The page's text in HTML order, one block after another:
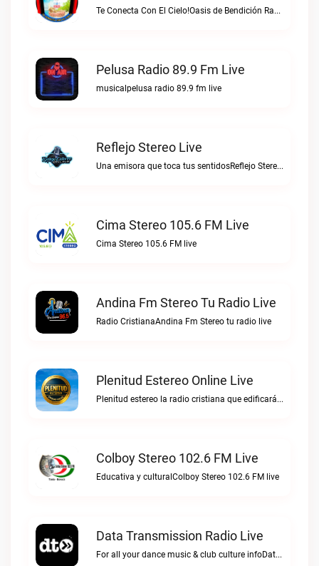
Te Conecta Con El Cielo!Oasis de Bendición Radio live
Pelusa Radio 89.9 Fm Live
musicalpelusa radio 89.9 fm live
Reflejo Stereo Live
Una emisora que toca tus sentidosReflejo Stereo live
Cima Stereo 105.6 FM Live
Cima Stereo 105.6 FM live
Andina Fm Stereo Tu Radio Live
Radio CristianaAndina Fm Stereo tu radio live
Plenitud Estereo Online Live
Plenitud estereo la radio cristiana que edificará tu vida.Plenitud Estereo Online live
Colboy Stereo 102.6 FM Live
Educativa y culturalColboy Stereo 102.6 FM live
Data Transmission Radio Live
For all your dance music & club culture infoData Transmission Radio live